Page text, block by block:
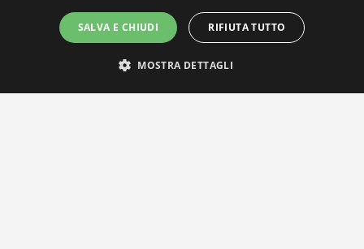
SALVA E CHIUDI RIFIUTA TUTTO
MOSTRA DETTAGLI